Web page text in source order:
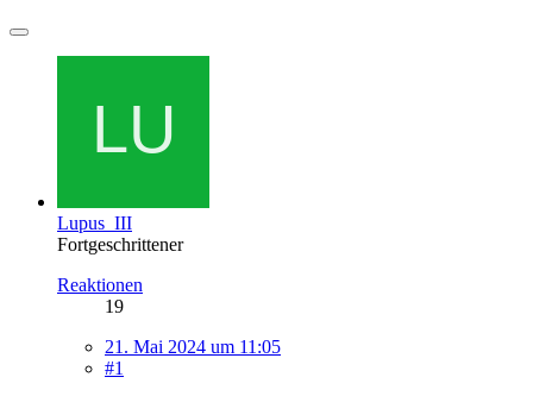
Lupus_III
Fortgeschrittener
Reaktionen
19
21. Mai 2024 um 11:05
#1